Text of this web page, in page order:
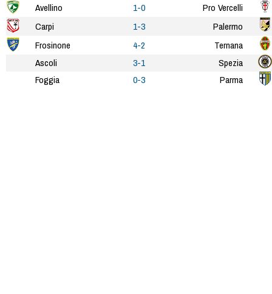
Avellino
1-0
Pro Vercelli
Carpi
1-3
Palermo
Frosinone
4-2
Ternana
Ascoli
3-1
Spezia
Foggia
0-3 Parma